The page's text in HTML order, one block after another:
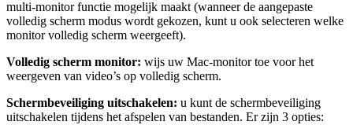
multi-monitor functie mogelijk maakt (wanneer de aangepaste
volledig scherm modus wordt gekozen, kunt u ook selecteren welke
monitor volledig scherm weergeeft).
Volledig scherm monitor: wijs uw Mac-monitor toe voor het
weergeven van video’s op volledig scherm.
Schermbeveiliging uitschakelen: u kunt de schermbeveiliging
uitschakelen tijdens het afspelen van bestanden. Er zijn 3 opties: